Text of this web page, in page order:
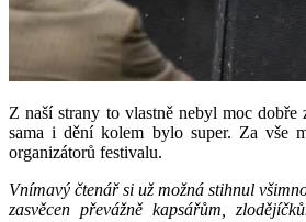
Z naší strany to vlastně nebyl moc dobře
sama i dění kolem bylo super. Za vše
organizátorů festivalu.
Vnímavý čtenář si už možná stihnul
zasvěcen převážně kapsářům,